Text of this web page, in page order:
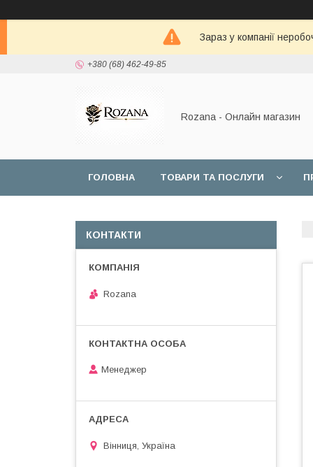
Зараз у компанії
+380 (68) 462-49-85
Rozana - Онлайн магазин
ГОЛОВНА ТОВАРИ ТА ПОСЛУГИ
КОНТАКТИ
Rozana
Менеджер
Вінниця, Україна